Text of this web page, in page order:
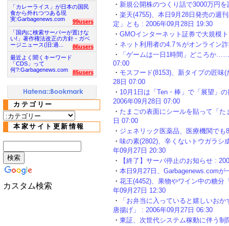
・ 新規公開株のつくり話で3000万円
・ 楽天(4755)、本日9月28日発売の週
定」とも : 2006年09月28日 19:30
・ GMOインターネット証券で大規模
・ ネット利用者の4.7％がオンライン
・
「ゲームは一日1時間」どころか
07:00
・ モスフード(8153)、新タイプの匠味
28日 07:00
・ 10月1日は「Ten・棒」で「展望」
2006年09月28日 07:00
・ たまごの表面にシールを貼って「
日 07:00
・ ジェネリック医薬品、医療機関で
・ 味の素(2802)、辛くないトウガラシ
年09月27日 20:30
・
【終了】サーバ停止のお知らせ :
・ 本日9月27日、Garbagenews.com
・ 花王(4452)、果物やワイン中の糖分
年09月27日 12:30
・
「お弁当に入っていると嬉しいお
唐揚げ」 : 2006年09月27日 06:30
・ 東証、次世代システム稼動に伴う
「カレーライス」が日本の国民
食から外れつつある現
実:Garbagenews.com
99users
「国内に検索サーバーが置けな
い!」著作権法改正の方針 - ガベ
ージニュース(旧:過...
86users
最近よく聞くキーワード
「CDS」って
何?:Garbagenews.com
85users
カテゴリー
本家サイト更新情報
カスタム検索